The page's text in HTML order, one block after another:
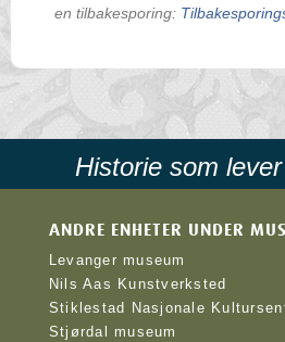
en tilbakesporing:
Historie som
ANDRE ENHETER UNDER
Levanger museum
Nils Aas Kunstverksted
Stiklestad Nasjonale
Stjørdal museum